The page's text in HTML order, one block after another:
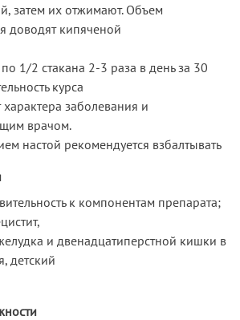
затем их отжимают. Объем
доводят кипяченой
1/2 стакана 2-3 раза в день за 30
курса
характера заболевания и
врачом.
настой рекомендуется взбалтывать
к компонентам препарата;
и двенадцатиперстной кишки в
детский